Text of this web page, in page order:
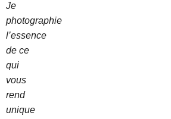
Je
photographie
l’essence
de ce
qui
vous
rend
unique